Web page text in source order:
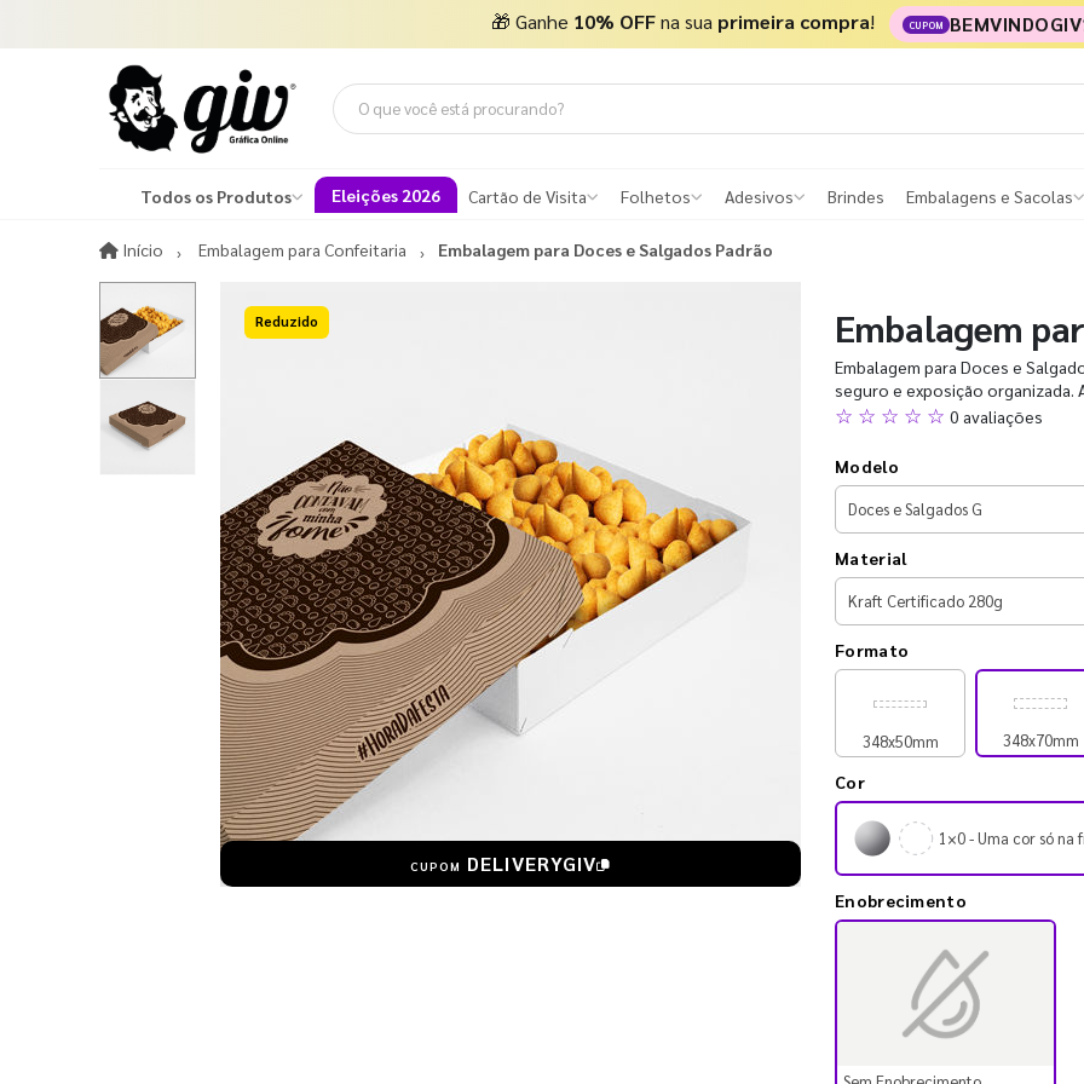
🎁 Ganhe 10% OFFna sua primeira compra! CUPOM
Todos os Produtos Eleições 2026 Cartão de Visita Folhetos Adesivos Brindes Embalagens e Sacolas
Início InícioEmbalagem para Confeitaria Embalagem para Doces e Salgados Padrão
15%OFF
CUPOM DELIVERYGIV
Embalagem
Embalagem para Doces e
seguro e exposição organizada.
☆ ☆ ☆ ☆ ☆ 0 avaliações
Modelo
Material
Formato
348x50mm 348x70mm
Cor
1×0 - Uma cor só na
Enobrecimento